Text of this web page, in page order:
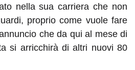
nella sua carriera che non
proprio come vuole fare
che da qui al mese di
si arricchirà di altri nuovi 80